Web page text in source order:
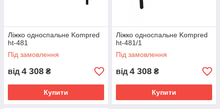
Ліжко односпальне Kompred
ht-481
Під замовлення
від 4 308 ₴
Купити
Ліжко односпальне Kompred
ht-481/1
Під замовлення
від 4 308 ₴
Купити